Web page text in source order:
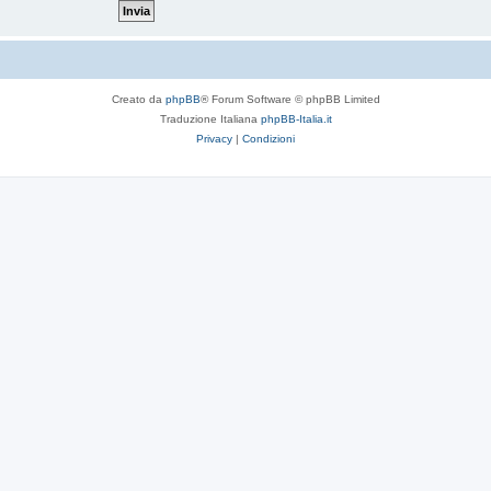
Creato da phpBB® Forum Software © phpBB Limited
Traduzione Italiana phpBB-Italia.it
Privacy | Condizioni